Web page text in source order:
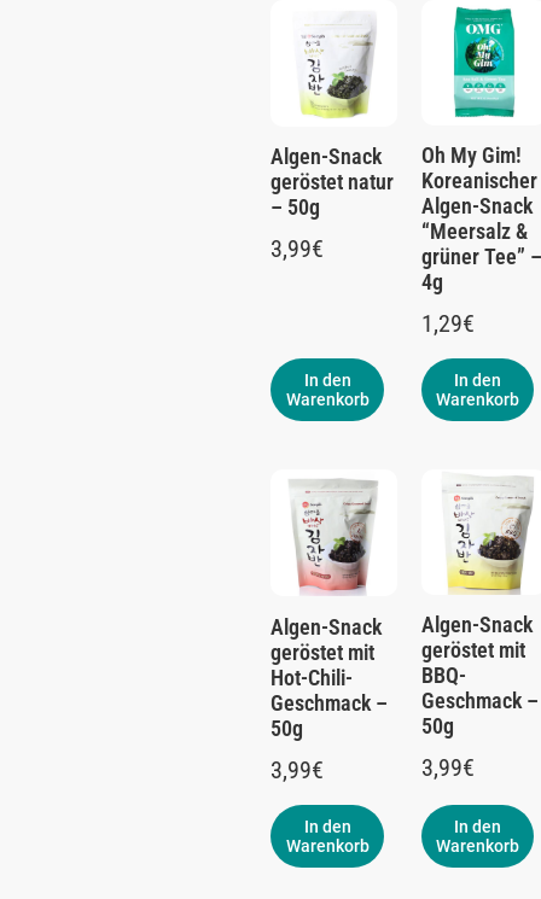
Algen-Snack
geröstet natur
– 50g
3,99€
In den
Warenkorb
Oh My Gim!
Koreanischer
Algen-Snack
“Meersalz &
grüner Tee” –
4g
1,29€
In den
Warenkorb
Algen-Snack
geröstet mit
Hot-Chili-
Geschmack –
50g
3,99€
In den
Warenkorb
Algen-Snack
geröstet mit
BBQ-
Geschmack –
50g
3,99€
In den
Warenkorb